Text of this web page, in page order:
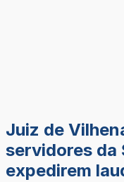
Juiz de
servidores da
expedirem